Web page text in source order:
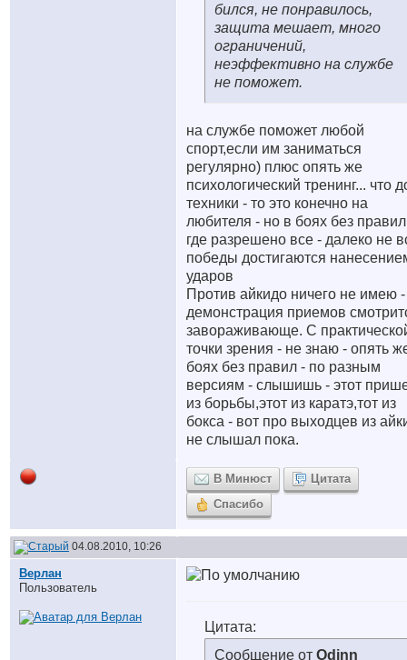
бился, не понравилось,
защита мешает, много
ограничений,
неэффективно на службе
не поможет.
на службе поможет любой
спорт,если им заниматься
регулярно) плюс опять же
психологический тренинг... что
техники - то это конечно на
любителя - но в боях без
где разрешено все - далеко не
победы достигаются
ударов
Против айкидо ничего не имею -
демонстрация приемов
завораживающе. С
точки зрения - не знаю - опять
боях без правил - по разным
версиям - слышишь - этот
из борьбы,этот из каратэ,тот из
бокса - вот про выходцев из
не слышал пока.
В Минюст
Цитата
Спасибо
04.08.2010, 10:26
Верлан
Пользователь
Цитата:
Сообщение от Odinn